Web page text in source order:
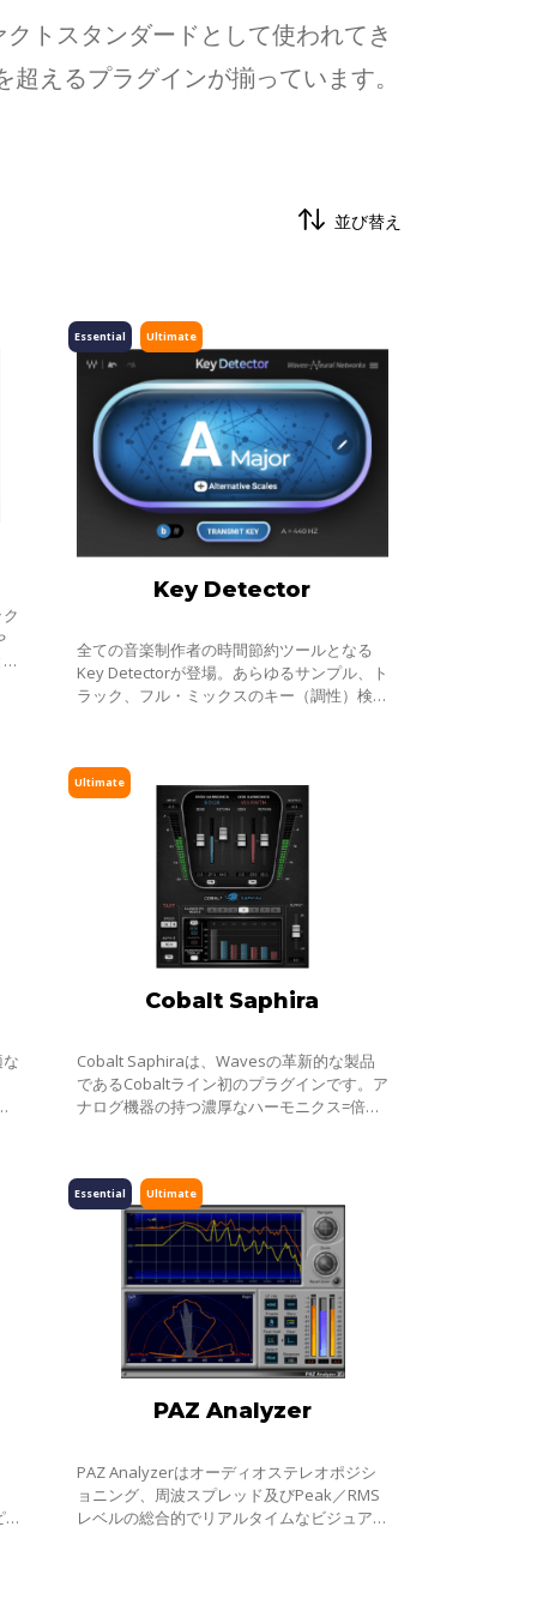
トスタンダードとして使われてき
えるプラグインが揃っています。
並び替え
Ultimate
Essential
Key Detector
全ての音楽制作者の時間節約ツールとなる
Key Detectorが登場。あらゆるサンプル、ト
ラック、フル・ミックスのキー（調性）検出
Ultimate
Cobalt Saphira
Cobalt Saphiraは、Wavesの革新的な製品
であるCobaltライン初のプラグインです。ア
ナログ機器の持つ濃厚なハーモニクス=倍音
的な
Ultimate
Essential
PAZ Analyzer
PAZ Analyzerはオーディオステレオポジシ
ョニング、周波スプレッド及びPeak／RMS
レベルの総合的でリアルタイムなビジュアル